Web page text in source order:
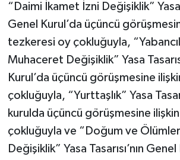
“Daimi İkamet İzni Değişiklik” Yasa
Genel Kurul’da üçüncü
tezkeresi oy çokluğuyla,
Muhaceret Değişiklik” Yasa
Kurul’da üçüncü görüşmesine
çokluğuyla, “Yurttaşlık” Yasa
kurulda üçüncü görüşmesine
çokluğuyla ve “Doğum ve
Değişiklik” Yasa Tasarısı’nın